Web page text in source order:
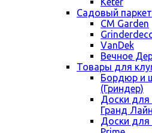
Садовый паркет
CM Garden
VanDek
Вечное
Товары для
Бордюр и
(Гриндер)
Доски для
Гранд Лайн
Доски для